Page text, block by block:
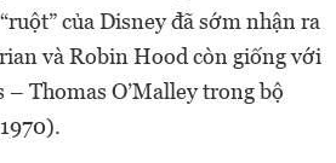
của Disney đã sớm nhận ra
và Robin Hood còn giống với
– Thomas O’Malley trong bộ